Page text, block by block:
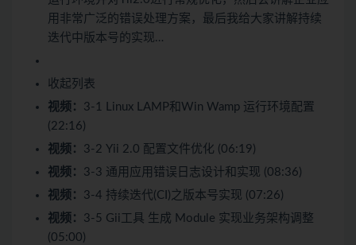
用非常广泛的错误处理方案，最后我给大家讲解持续
迭代中版本号的实现…
收起列表
视频： 3-1 Linux LAMP和Win Wamp 运行环境配置
(22:16)
视频： 3-2 Yii 2.0 配置文件优化 (06:19)
视频： 3-3 通用应用错误日志设计和实现 (08:36)
视频： 3-4 持续迭代(CI)之版本号实现 (07:26)
视频： 3-5 Gii工具 生成 Module 实现业务架构调整
(05:00)